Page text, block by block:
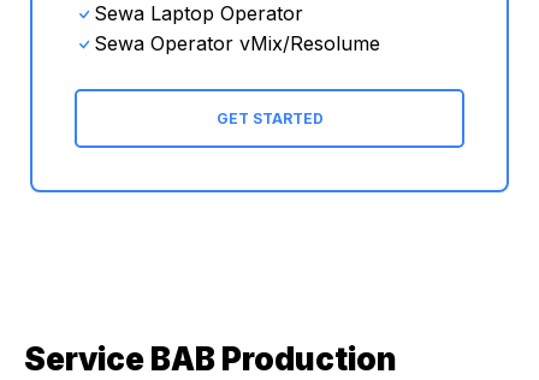
Sewa Laptop Operator
Sewa Operator vMix/Resolume
GET STARTED
Service BAB Production